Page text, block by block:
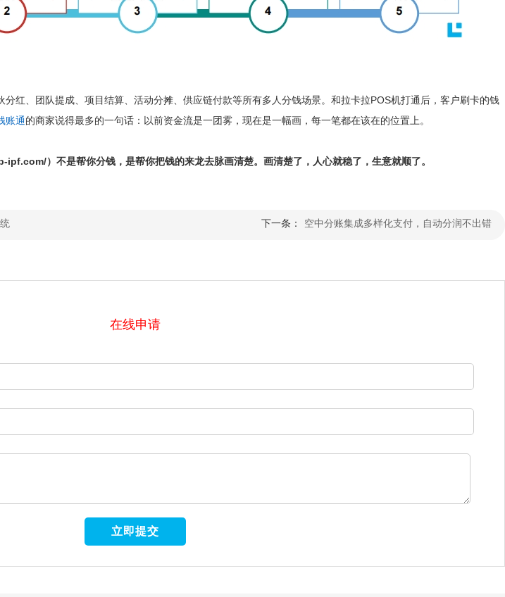
、团队提成、项目结算、活动分摊、供应链付款等所有多人分钱场景。和拉卡拉POS机打通后，客户刷卡的钱
账通的商家说得最多的一句话：以前资金流是一团雾，现在是一幅画，每一笔都在该在的位置上。
）不是帮你分钱，是帮你把钱的来龙去脉画清楚。画清楚了，人心就稳了，生意就顺了。
下一条： 空中分账集成多样化支付，自动分润不出错
在线申请